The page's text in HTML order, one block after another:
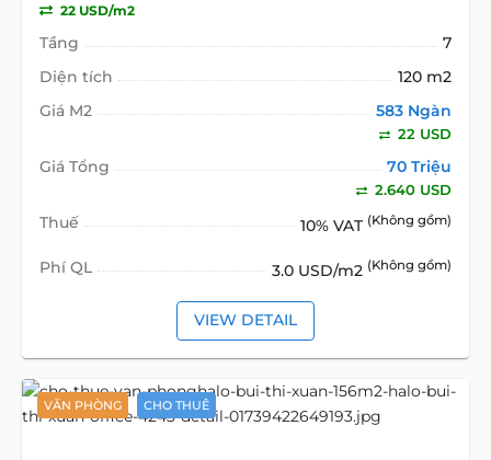
22 USD/m2
Tầng
7
Diện tích
120 m2
Giá M2
583 Ngàn
22 USD
Giá Tổng 70 Triệu
2.640 USD
Thuế 10% VAT (Không gồm)
Phí QL 3.0 USD/m2 (Không gồm)
VIEW DETAIL
VĂN PHÒNG CHO THUÊ